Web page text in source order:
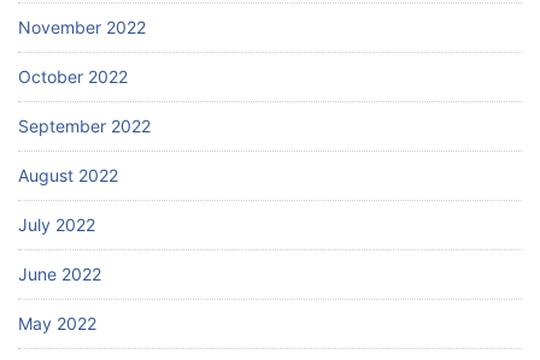
November 2022
October 2022
September 2022
August 2022
July 2022
June 2022
May 2022